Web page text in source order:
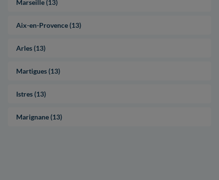
Marseille (13)
Aix-en-Provence (13)
Arles (13)
Martigues (13)
Istres (13)
Marignane (13)